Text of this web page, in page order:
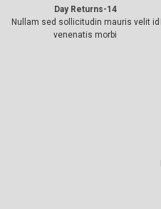
14-Day Returns
Nullam sed sollicitudin mauris velit id
venenatis morbi